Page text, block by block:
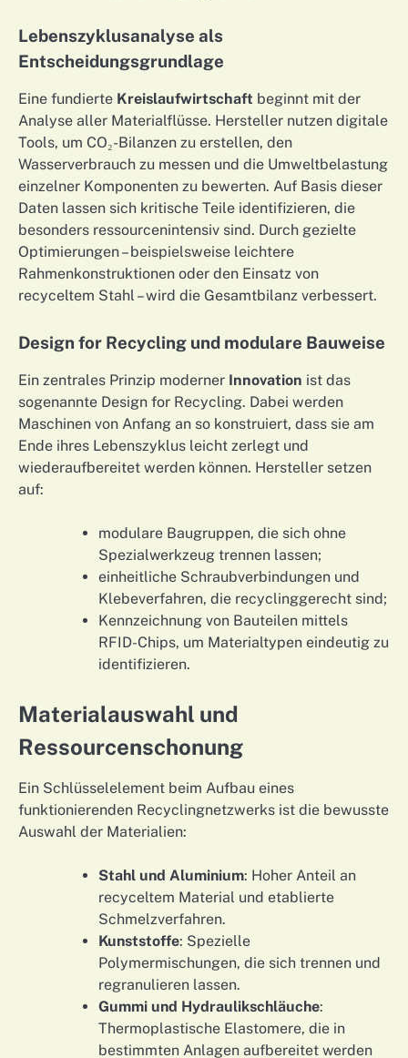
Lebenszyklusanalyse als
Entscheidungsgrundlage
Eine fundierte Kreislaufwirtschaft beginnt mit der
Analyse aller Materialflüsse. Hersteller nutzen digitale
Tools, um CO₂-Bilanzen zu erstellen, den
Wasserverbrauch zu messen und die Umweltbelastung
einzelner Komponenten zu bewerten. Auf Basis dieser
Daten lassen sich kritische Teile identifizieren, die
besonders ressourcenintensiv sind. Durch gezielte
Optimierungen – beispielsweise leichtere
Rahmenkonstruktionen oder den Einsatz von
recyceltem Stahl – wird die Gesamtbilanz verbessert.
Design for Recycling und modulare Bauweise
Ein zentrales Prinzip moderner Innovation ist das
sogenannte Design for Recycling. Dabei werden
Maschinen von Anfang an so konstruiert, dass sie am
Ende ihres Lebenszyklus leicht zerlegt und
wiederaufbereitet werden können. Hersteller setzen
auf:
modulare Baugruppen, die sich ohne
Spezialwerkzeug trennen lassen;
einheitliche Schraubverbindungen und
Klebeverfahren, die recyclinggerecht sind;
Kennzeichnung von Bauteilen mittels
RFID-Chips, um Materialtypen eindeutig zu
identifizieren.
Materialauswahl und
Ressourcenschonung
Ein Schlüsselelement beim Aufbau eines
funktionierenden Recyclingnetzwerks ist die bewusste
Auswahl der Materialien:
Stahl und Aluminium: Hoher Anteil an
recyceltem Material und etablierte
Schmelzverfahren.
Kunststoffe: Spezielle
Polymermischungen, die sich trennen und
regranulieren lassen.
Gummi und Hydraulikschläuche:
Thermoplastische Elastomere, die in
bestimmten Anlagen aufbereitet werden